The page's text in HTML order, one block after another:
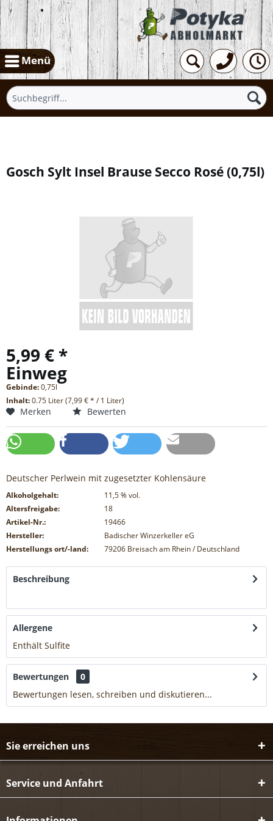
Menü
Gosch Sylt Insel Brause Secco Rosé(0,75l)
5,99 € *
Einweg
Gebinde:0,75l
Inhalt:0.75 Liter (7,99 € * / 1 Liter)
Merken Bewerten
Deutscher Perlwein mit zugesetzter Kohlensäure
Alkoholgehalt: 11,5% vol.
Altersfreigabe:
18
Artikel-Nr.:
19466
Hersteller:
Badischer Winzerkeller eG
Herstellungs ort/-land:
79206 Breisach am Rhein / Deutschland
Beschreibung
Allergene
Enthält Sulfite
Bewertungen
0
Bewertungen lesen, schreiben und diskutieren...
Sie erreichen uns
Service und Anfahrt